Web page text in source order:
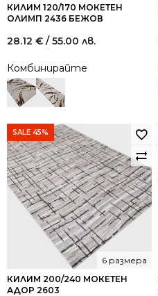
КИЛИМ 120/170 МОКЕТЕН
ОЛИМП 2436 БЕЖОВ
28.12 € / 55.00 лв.
Комбинирайте
SALE 45%
КИЛИМ 200/240 МОКЕТЕН
АДОР 2603
6 размера